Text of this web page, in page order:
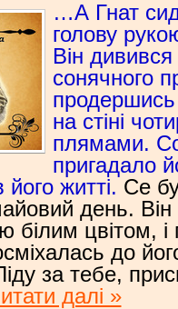
…А Гнат
голову
Він
сонячного
продершись
на стіні
плямами.
пригадало
житті. Се
день. Він
білим цвітом,
до
за тебе,
далі »